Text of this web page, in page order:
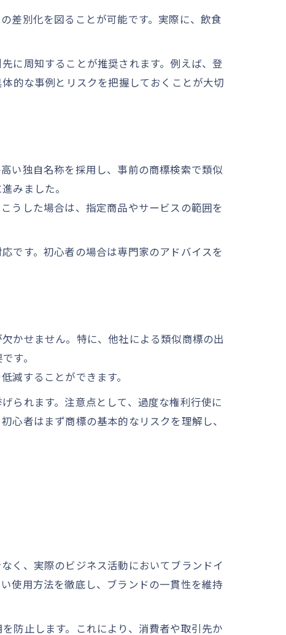
差別化を図ることが可能です。実際に、飲食
に周知することが推奨されます。例えば、登
的な事例とリスクを把握しておくことが大切
い独自名称を採用し、事前の商標検索で類似
みました。
うした場合は、指定商品やサービスの範囲を
です。初心者の場合は専門家のアドバイスを
かせません。特に、他社による類似商標の出
す。
減することができます。
られます。注意点として、過度な権利行使に
心者はまず商標の基本的なリスクを理解し、
く、実際のビジネス活動においてブランドイ
使用方法を徹底し、ブランドの一貫性を維持
防止します。これにより、消費者や取引先か